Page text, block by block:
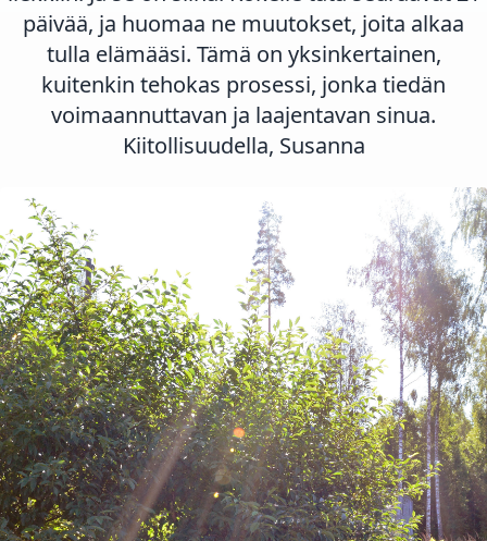
päivää, ja huomaa ne muutokset, joita alkaa
tulla elämääsi. Tämä on yksinkertainen,
kuitenkin tehokas prosessi, jonka tiedän
voimaannuttavan ja laajentavan sinua.
Kiitollisuudella, Susanna